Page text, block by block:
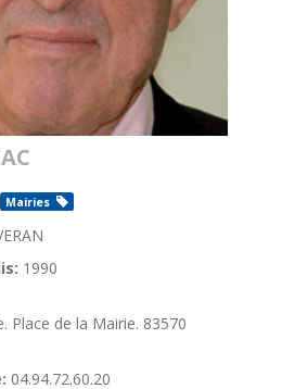
Mairies
1990
Place de la Mairie. 83570
04.94.72.60.20